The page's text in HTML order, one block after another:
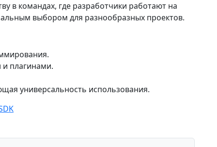
в командах, где разработчики работают на
выбором для разнообразных проектов.
и плагинами.
универсальность использования.